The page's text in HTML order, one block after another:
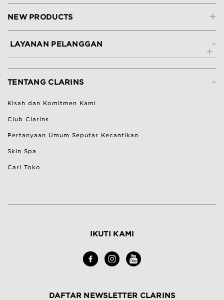
+
NEW PRODUCTS
-
LAYANAN PELANGGAN
Lacak Pesanan -
TENTANG CLARINS
Kisah dan Komitmen Kami
Club Clarins
Pertanyaan Umum Seputar Kecantikan
Skin Spa
Cari Toko
IKUTI KAMI
DAFTAR NEWSLETTER CLARINS